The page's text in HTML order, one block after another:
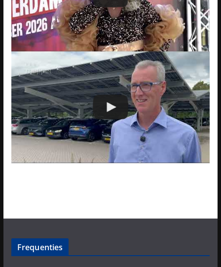
Frequenties